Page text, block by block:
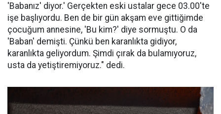
'Babanız' diyor.' Gerçekten eski ustalar gece 03.00'te
işe başlıyordu. Ben de bir gün akşam eve gittiğimde
çocuğum annesine, 'Bu kim?' diye sormuştu. O da
'Baban' demişti. Çünkü ben karanlıkta gidiyor,
karanlıkta geliyordum. Şimdi çırak da bulamıyoruz,
usta da yetiştiremiyoruz." dedi.